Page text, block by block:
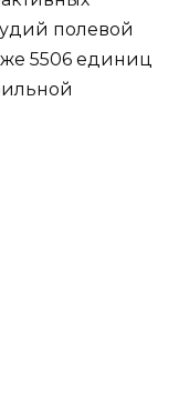
полевой
5506 единиц